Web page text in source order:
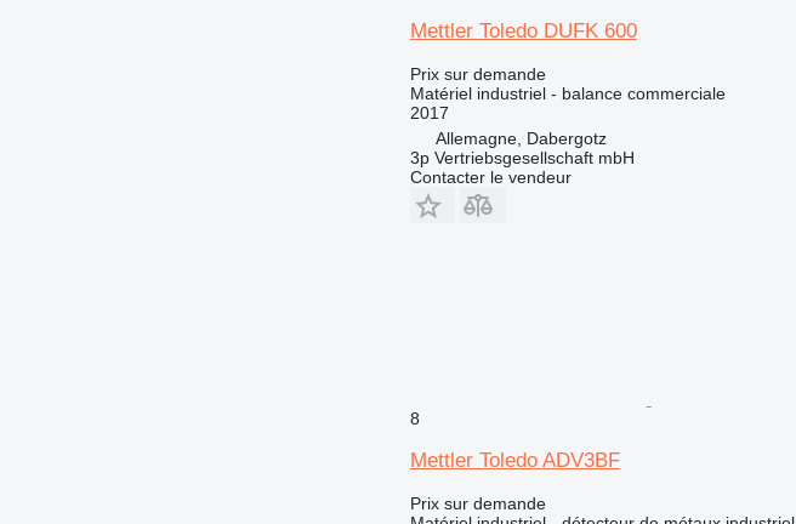
Mettler Toledo DUFK 600
Prix sur demande
Matériel industriel - balance commerciale
2017
Allemagne, Dabergotz
3p Vertriebsgesellschaft mbH
Contacter le vendeur
8
Mettler Toledo ADV3BF
Prix sur demande